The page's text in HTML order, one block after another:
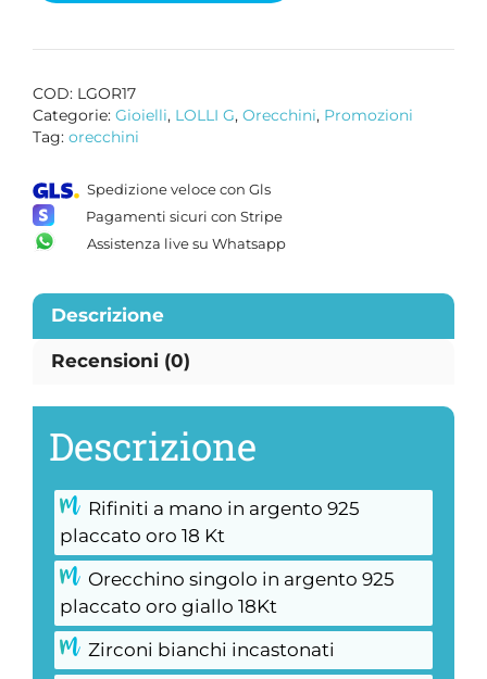
COD: LGOR17
Categorie: Gioielli, LOLLI G, Orecchini, Promozioni
Tag: orecchini
Spedizione veloce con Gls
Pagamenti sicuri con Stripe
Assistenza live su Whatsapp
Descrizione
Recensioni (0)
Descrizione
Rifiniti a mano in argento 925
placcato oro 18 Kt
Orecchino singolo in argento 925
placcato oro giallo 18Kt
Zirconi bianchi incastonati